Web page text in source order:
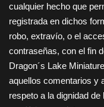
cualquier hecho que
registrada en dichos
robo, extravío, o el
contraseñas, con el fin
Dragon´s Lake
aquellos comentarios y
respeto a la dignidad